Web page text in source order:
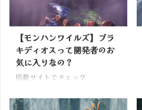
【モンハンワイルズ】ブラ
キディオスって開発者のお
気に入りなの？
掲載サイトでチェック